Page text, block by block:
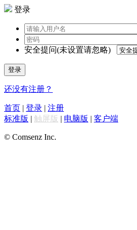
登录
安全提问(未设置请忽略)
登录
还没有注册？
首页 | 登录 | 注册
标准版 | 触屏版 | 电脑版 | 客户端
© Comsenz Inc.